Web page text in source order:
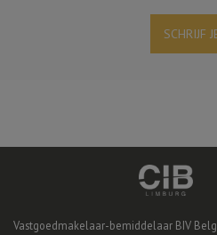
SCHRIJF
Vastgoedmakelaar-bemiddelaar BIV